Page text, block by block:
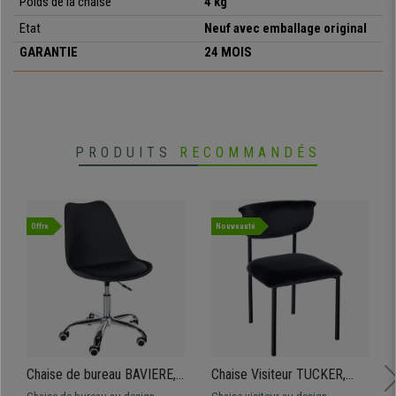
•Solide et Résistant jusqu'à 130 kg
Etat
Neuf avec emballage original
GARANTIE
24 MOIS
PRODUITS RECOMMANDÉS
Offre
Chaise de bureau BAVIERE,
Design Moderne, Piètement
Nouveauté
Chaise Visiteur TUCKER,
Structure Métallique, en